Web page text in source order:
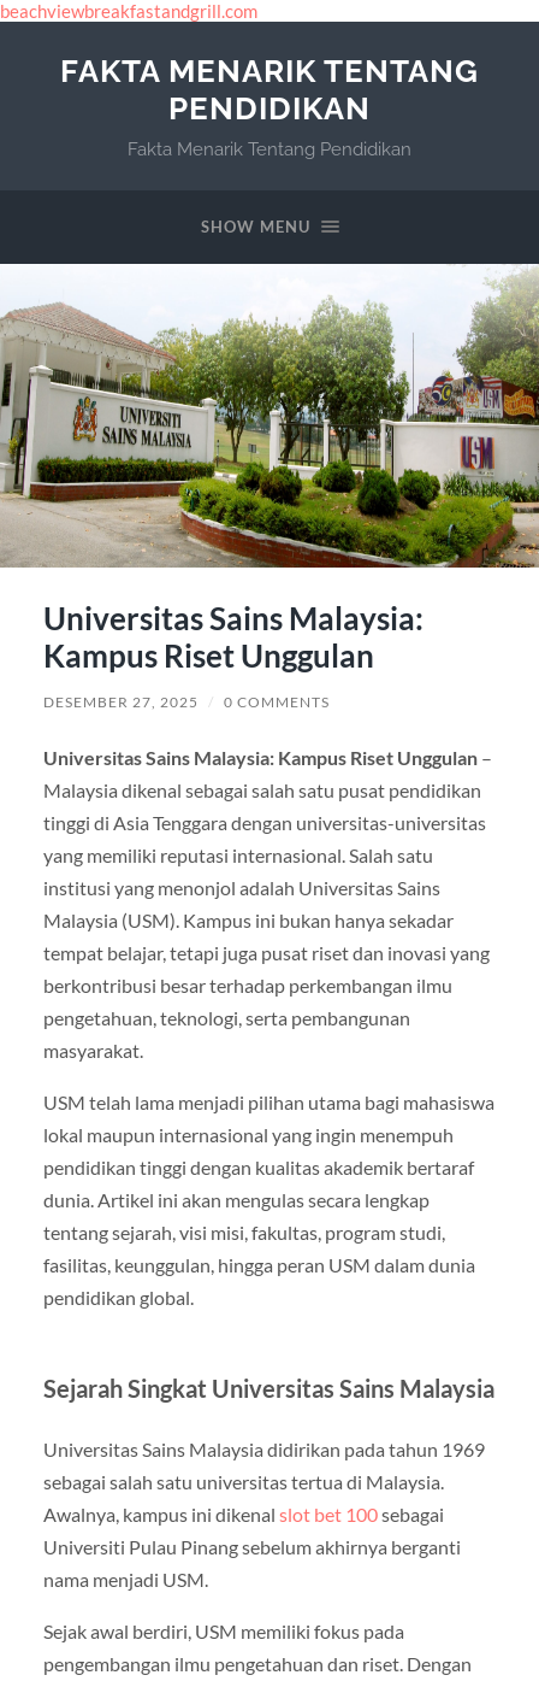
beachviewbreakfastandgrill.com
FAKTA MENARIK TENTANG
PENDIDIKAN
Fakta Menarik Tentang Pendidikan
SHOW MENU
Universitas Sains Malaysia:
Kampus Riset Unggulan
DESEMBER 27, 2025 / 0 COMMENTS
Universitas Sains Malaysia: Kampus Riset Unggulan–
Malaysia dikenal sebagai salah satu pusat pendidikan
tinggi di Asia Tenggara dengan universitas-universitas
yang memiliki reputasi internasional. Salah satu
institusi yang menonjol adalah Universitas Sains
Malaysia (USM). Kampus ini bukan hanya sekadar
tempat belajar, tetapi juga pusat riset dan inovasi yang
berkontribusi besar terhadap perkembangan ilmu
pengetahuan, teknologi, serta pembangunan
masyarakat.
USM telah lama menjadi pilihan utama bagi mahasiswa
lokal maupun internasional yang ingin menempuh
pendidikan tinggi dengan kualitas akademik bertaraf
dunia. Artikel ini akan mengulas secara lengkap
tentang sejarah, visi misi, fakultas, program studi,
fasilitas, keunggulan, hingga peran USM dalam dunia
pendidikan global.
Sejarah Singkat Universitas Sains Malaysia
Universitas Sains Malaysia didirikan pada tahun 1969
sebagai salah satu universitas tertua di Malaysia.
Awalnya, kampus ini dikenal slot bet 100sebagai
Universiti Pulau Pinang sebelum akhirnya berganti
nama menjadi USM.
Sejak awal berdiri, USM memiliki fokus pada
pengembangan ilmu pengetahuan dan riset. Dengan